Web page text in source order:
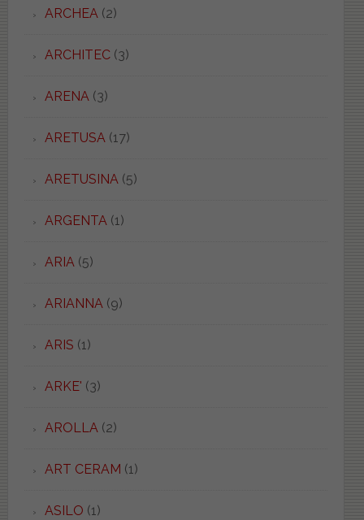
ARCHEA (2)
ARCHITEC(3)
ARENA (3)
ARETUSA (17)
ARETUSINA (5)
ARGENTA (1)
ARIA (5)
ARIANNA (9)
ARIS (1)
ARKE' (3)
AROLLA (2)
ART CERAM (1)
ASILO (1)